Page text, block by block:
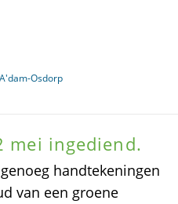
Osdorp
mei ingediend.
handtekeningen
van een groene